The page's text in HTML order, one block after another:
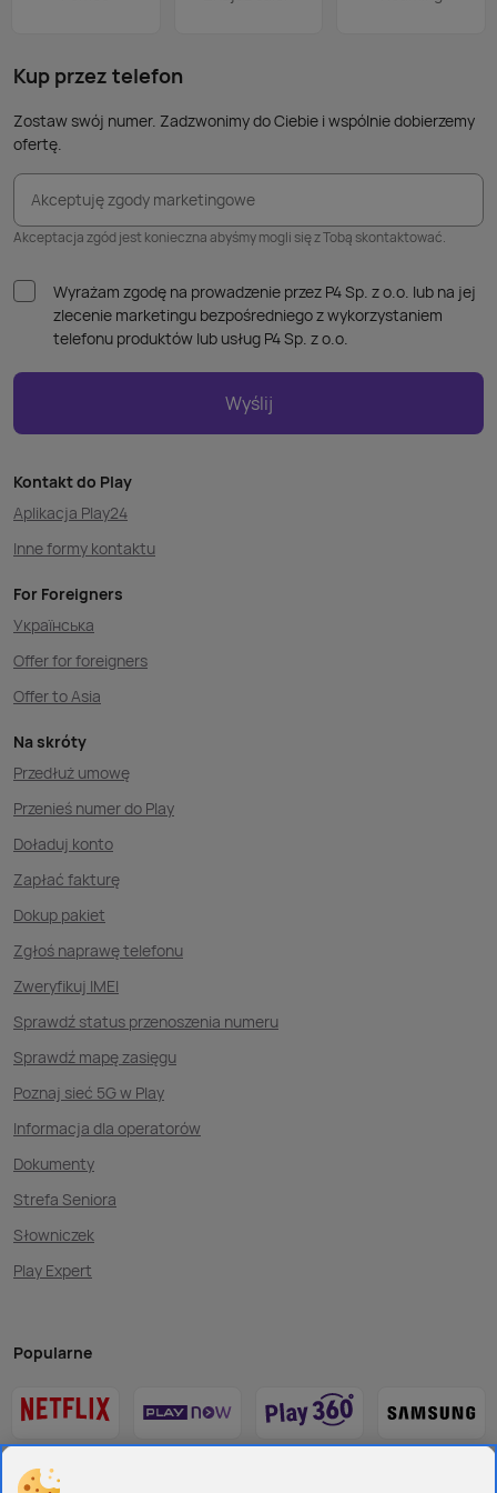
Kup przez telefon
Zostaw swój numer. Zadzwonimy do Ciebie i wspólnie dobierzemy
ofertę.
Akceptuję zgody marketingowe
Akceptacja zgód jest konieczna abyśmy mogli się z Tobą skontaktować.
Wyrażam zgodę na prowadzenie przez P4 Sp. z o.o. lub na jej
zlecenie marketingu bezpośredniego z wykorzystaniem
telefonu produktów lub usług P4 Sp. z o.o.
Wyślij
Kontakt do Play
Aplikacja Play24
Inne formy kontaktu
For Foreigners
Українська
Offer for foreigners
Offer to Asia
Na skróty
Przedłuż umowę
Przenieś numer do Play
Doładuj konto
Zapłać fakturę
Dokup pakiet
Zgłoś naprawę telefonu
Zweryfikuj IMEI
Sprawdź status przenoszenia numeru
Sprawdź mapę zasięgu
Poznaj sieć 5G w Play
Informacja dla operatorów
Dokumenty
Strefa Seniora
Słowniczek
Play Expert
Popularne